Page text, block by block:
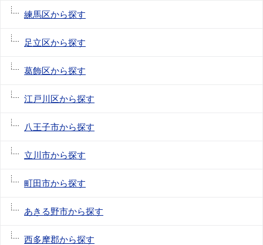
練馬区から探す
足立区から探す
葛飾区から探す
江戸川区から探す
八王子市から探す
立川市から探す
町田市から探す
あきる野市から探す
西多摩郡から探す